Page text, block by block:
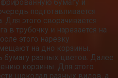
бумагу и
подготавливается
этого сворачивается
в трубочку и нарезается на
этого нарезку
на дно корзины.
бумагу разных цветов. Далее
корзины. Для этого
шоколад разных видов, а